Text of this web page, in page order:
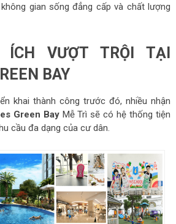
gian sống đẳng cấp và chất lượng
ÍCH VƯỢT TRỘI TẠI
BAY
khai thành công trước đó, nhiều nhận
Green BayMễ Trì sẽ có hệ thống tiện
cầu đa dạng của cư dân.